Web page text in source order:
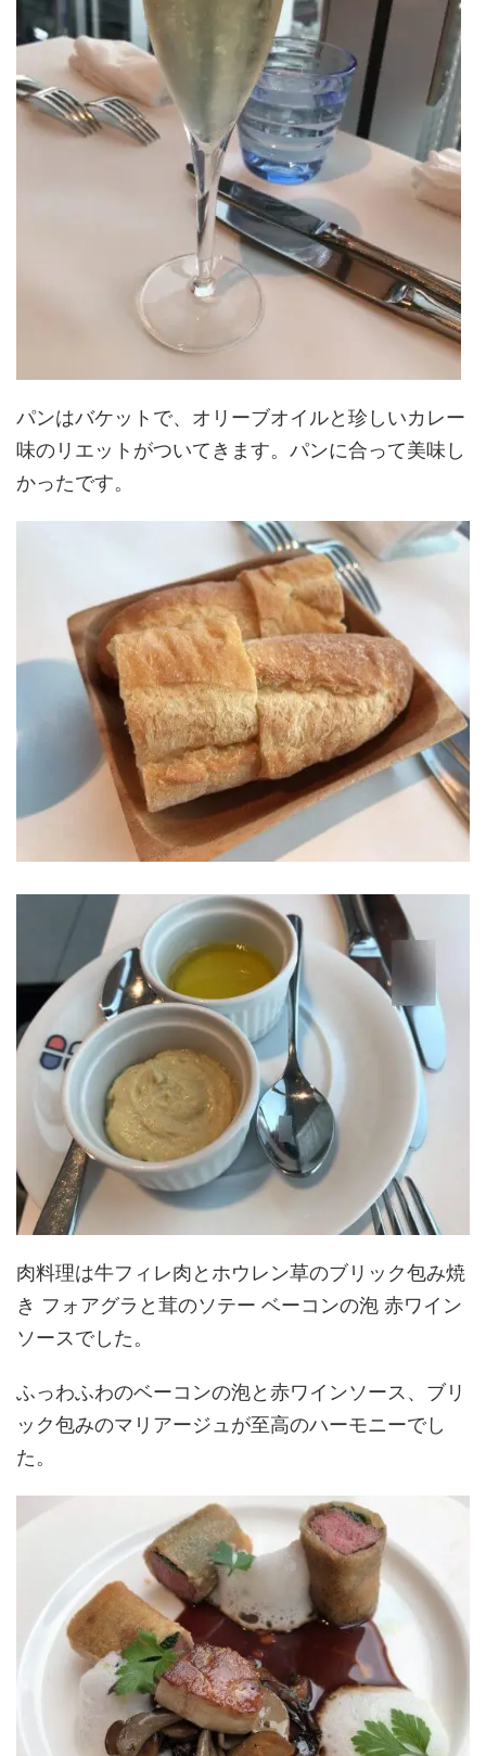
パンはバケットで、オリーブオイルと珍しいカレー
味のリエットがついてきます。パンに合って美味し
かったです。
肉料理は牛フィレ肉とホウレン草のブリック包み焼
き フォアグラと茸のソテー ベーコンの泡 赤ワイン
ソースでした。
ふっわふわのベーコンの泡と赤ワインソース、ブリ
ック包みのマリアージュが至高のハーモニーでし
た。